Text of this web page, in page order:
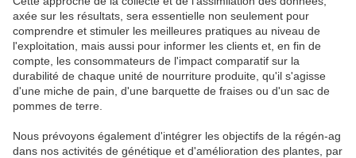
axée sur les résultats, sera essentielle non seulement pour
comprendre et stimuler les meilleures pratiques au niveau de
l'exploitation, mais aussi pour informer les clients et, en fin de
compte, les consommateurs de l'impact comparatif sur la
durabilité de chaque unité de nourriture produite, qu'il s'agisse
d'une miche de pain, d'une barquette de fraises ou d'un sac de
pommes de terre.
Nous prévoyons également d'intégrer les objectifs de la régén-ag
dans nos activités de génétique et d'amélioration des plantes, par